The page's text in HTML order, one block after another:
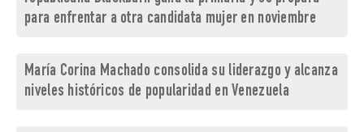
para enfrentar a otra candidata mujer en noviembre
María Corina Machado consolida su liderazgo y alcanza
niveles históricos de popularidad en Venezuela